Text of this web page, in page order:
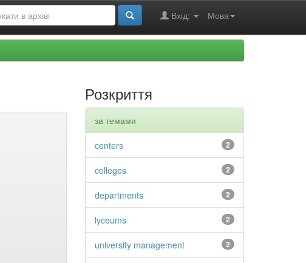
Мова
Вхід:
Розкриття
за темами
2
centers
2
colleges
2
departments
2
lyceums
2
university management